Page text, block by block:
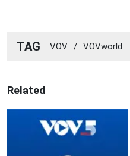
TAG VOV / VOVworld
Related